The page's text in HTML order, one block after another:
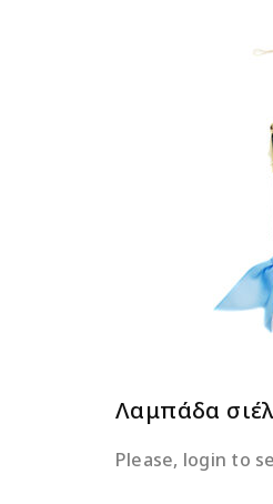
ΔΙΑΒΆΣΤΕ
Λαμπάδα
Please, login to